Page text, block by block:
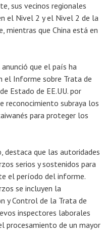
sus vecinos regionales
el Nivel 2 y el Nivel 2 de la
mientras que China está en
que el país ha
el Informe sobre Trata de
Estado de EE.UU. por
reconocimiento subraya los
para proteger los
destaca que las autoridades
serios y sostenidos para
el período del informe.
se incluyen la
y Control de la Trata de
inspectores laborales
procesamiento de un mayor